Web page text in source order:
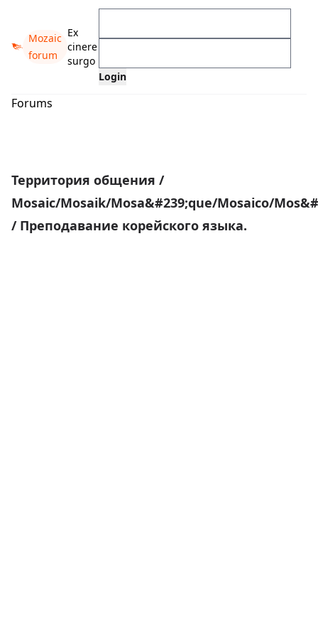
Mozaic
forum
Ex
cinere
surgo
Forums
Территория общения /
Mosaic/Mosaik/Mosa&#239;que/Mosaico/
/ Преподавание корейского языка.